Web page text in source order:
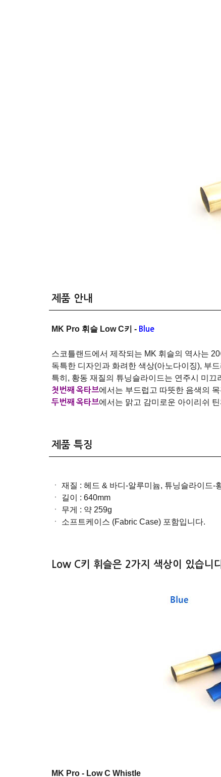
제품 안내
MK Pro 휘슬 Low C키 - Blue
스코틀랜드에서 제작되는 MK 휘슬의 역사는
독특한 디자인과 화려한 색상(아노다이징), 부
특히, 황동 재질의 튜닝슬라이드는 연주시 미
첫번째 옥타브에서는 부드럽고 따뜻한 음색의
두번째 옥타브에서는 맑고 감미로운 아이리쉬
제품 특징
ㆍ 재질 : 헤드 & 바디-알루미늄, 튜닝슬라이드
ㆍ 길이 : 640mm
ㆍ 무게 : 약 259g
ㆍ 소프트케이스 (Fabric Case) 포함입니다.
Low C키 휘슬은 2가지 색상이 있습니
MK Pro - Low C Whistle